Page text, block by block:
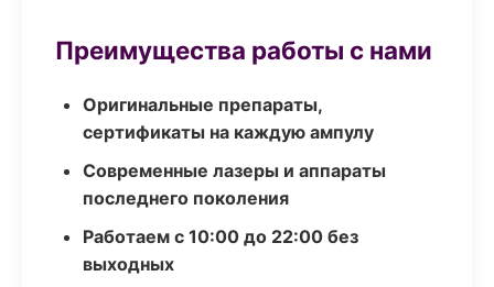
Преимущества работы с нами
Оригинальные препараты,
сертификаты на каждую ампулу
Современные лазеры и аппараты
последнего поколения
Работаем с 10:00 до 22:00 без
выходных